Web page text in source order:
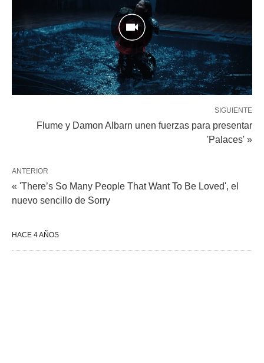
SIGUIENTE
Flume y Damon Albarn unen fuerzas para presentar
'Palaces' »
ANTERIOR
« 'There’s So Many People That Want To Be Loved', el
nuevo sencillo de Sorry
HACE 4 AÑOS